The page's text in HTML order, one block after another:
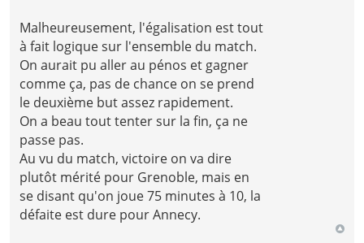
Malheureusement, l'égalisation est tout
à fait logique sur l'ensemble du match.
On aurait pu aller au pénos et gagner
comme ça, pas de chance on se prend
le deuxième but assez rapidement.
On a beau tout tenter sur la fin, ça ne
passe pas.
Au vu du match, victoire on va dire
plutôt mérité pour Grenoble, mais en
se disant qu'on joue 75 minutes à 10, la
défaite est dure pour Annecy.